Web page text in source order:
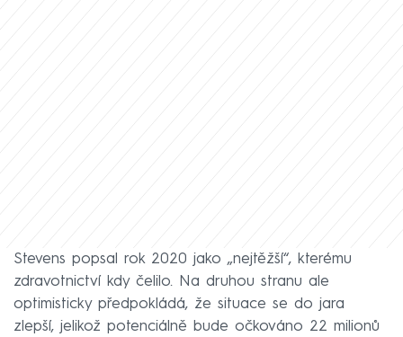
Stevens popsal rok 2020 jako „nejtěžší“, kterému
zdravotnictví kdy čelilo. Na druhou stranu ale
optimisticky předpokládá, že situace se do jara
zlepší, jelikož potenciálně bude očkováno 22 milionů